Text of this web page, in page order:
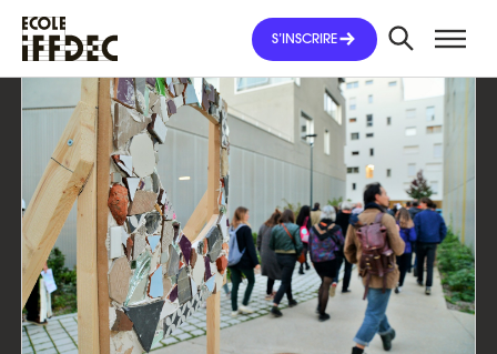
contenu
S’INSCRIRE